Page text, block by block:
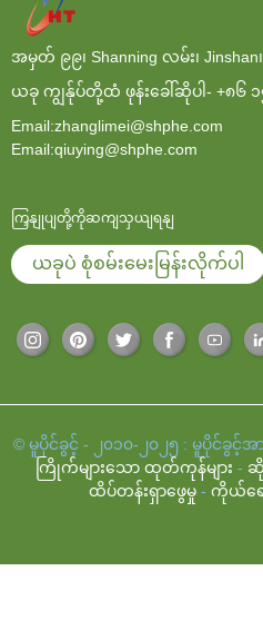
အမှတ် ၉၉၊ Shanning လမ်း၊
ယခု ကျွန်ုပ်တို့ထံ ဖုန်းခေါ်ဆိုပါ- +၈၆
Email:zhanglimei@shphe.com
Email:qiuying@shphe.com
ကြှနျုပျတို့ကိုဆကျသှယျရနျ
ယခုပဲ စုံစမ်းမေးမြန်းလိုက်ပါ
© မူပိုင်ခွင့် - ၂၀၁၀-၂၀၂၅ : မူပိုင်ခွ
ကြိုက်များသော ထုတ်ကုန်များ - ဆို
ထိပ်တန်းရှာဖွေမှု - ကိုယ်ရ